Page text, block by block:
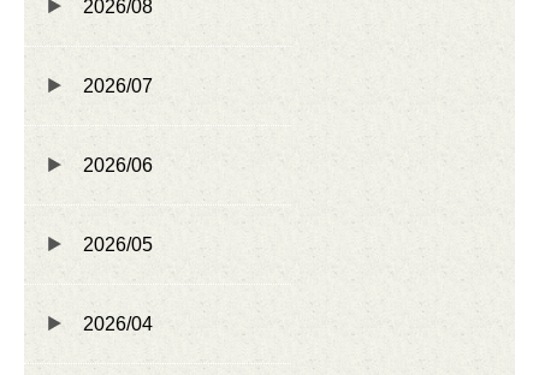
2026/08
2026/07
2026/06
2026/05
2026/04